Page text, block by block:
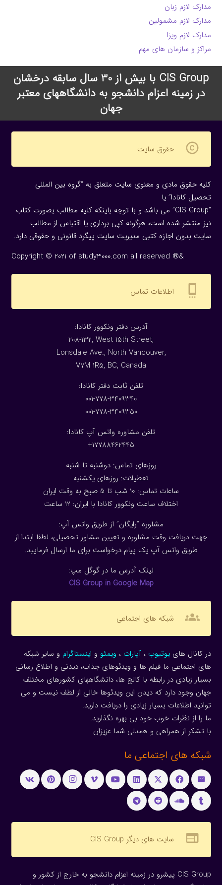
مدارک لازم زبان
مدارک لازم مشمولین
مدارک لازم ویزا
مراکز و سازمان های مهم
CIS Group با بیش از 30 سال سابقه درخشان
در زمینه اعزام دانشجو به دانشگاههای معتبر
جهان
copyright حقوق سایت
کلیه حقوق مادی و معنوی سایت متعلق به “گروه بین المللی
تحصیل کانادا” یا
“CIS Group” می باشد و با توجه باینکه کلیه مطالب بصورت کتاب
نیز منتشر شده است، هرگونه كپی برداری یا اقتباس از مطالب
سایت بدون اجازه كتبی مدیریت سایت پیگرد قانونی و حقوقی دارد.
Copyright © 2021 of study3000.com all reserved ®&
settings_cell اطلاعات تماس
:آدرس دفتر ونکوور کانادا
208-132, West 15th Street,
Lonsdale Ave., North Vancouver,
V7M 1R5, BC, Canada
:تلفن ثابت دفتر کانادا
001-778-3409340
001-778-3409350
تلفن مشاوره واتس آپ کانادا:
17788462445+
روزهای تماس: دوشنبه تا شنبه
تعطیلات: روزهای یکشنبه
ساعات تماس: 10 شب تا 5 صبح به وقت ایران
اختلاف ساعت ونکوور کانادا با ایران: 1 2 ساعت
مشاوره “رایگان” از طریق واتس آپ:
جهت دریافت وقت مشاوره و تعیین مشاور تحصیلی، لطفا ابتدا از
طریق واتس آپ یک پیام درخواست برای ما ارسال فرمایید.
لینک آدرس ما در گوگل مپ:
CIS Group in Google Map
groups شبکه های اجتماعی
در کانال هاییوتیوب ، آپارات ، ویمئو و اینستاگرام و سایر شبکه
های اجتماعی ما فیلم ها و ویدئوهای جذاب، دیدنی و اطلاع رسانی
بسیار زیادی در رابطه با کالج ها، دانشگاههای کشورهای مختلف
جهان وجود دارد که دیدن این ویدئوها خالی از لطف نیست و می
توانید اطلاعات بسیار زیادی را دریافت دارید.
ما را از نظرات خوب خود بی بهره نگذارید.
با تشکر از همراهی و همدلی شما عزیزان
شبکه های اجتماعی ما
web سایت های دیگر CIS Group
CIS Group پیشرو در زمینه اعزام دانشجو به خارج از کشور و